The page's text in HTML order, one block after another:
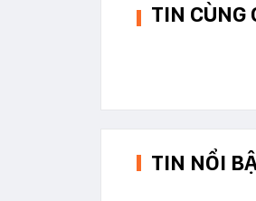
TIN CÙNG
TIN NỔI